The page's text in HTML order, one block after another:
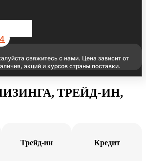
свяжитесь с нами. Цена зависит от
акций и курсов страны поставки.
ТРЕЙД-ИН,
Трейд-ин Кредит